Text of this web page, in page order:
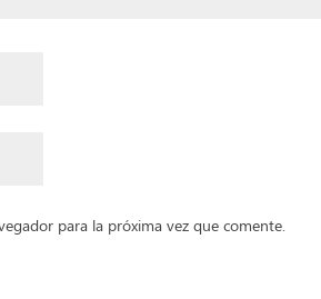
para la próxima vez que comente.